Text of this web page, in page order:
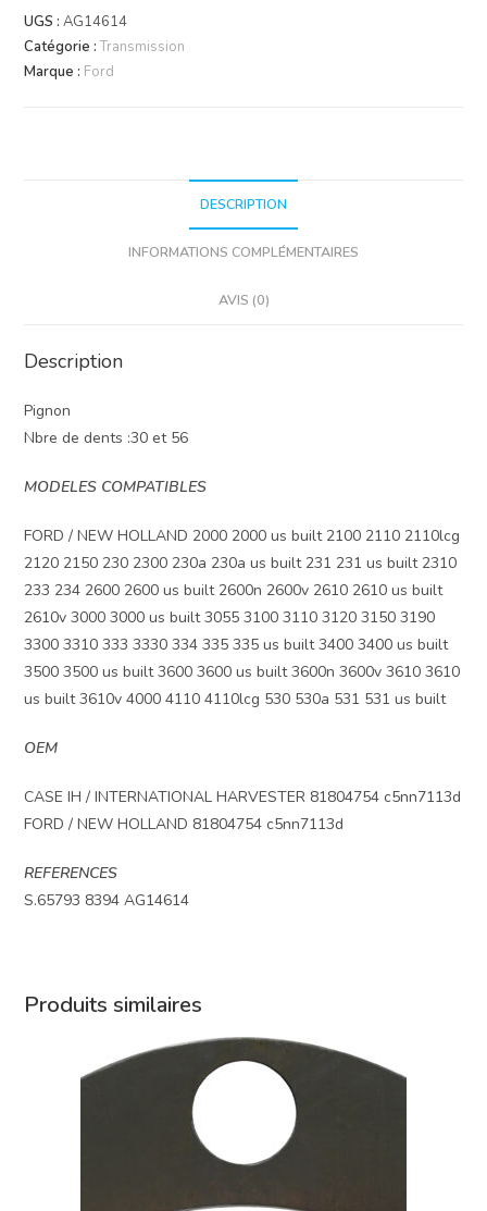
double
30/56
dents.
UGS :AG14614
Catégorie :Transmission
Marque : Ford
DESCRIPTION
INFORMATIONS COMPLÉMENTAIRES
AVIS (0)
Description
Pignon
Nbre de dents :30 et 56
MODELES COMPATIBLES
FORD / NEW HOLLAND 2000 2000 us built 2100 2110 2110lcg
2120 2150 230 2300 230a 230a us built 231 231 us built 2310
233 234 2600 2600 us built 2600n 2600v 2610 2610 us built
2610v 3000 3000 us built 3055 3100 3110 3120 3150 3190
3300 3310 333 3330 334 335 335 us built 3400 3400 us built
3500 3500 us built 3600 3600 us built 3600n 3600v 3610 3610
us built 3610v 4000 4110 4110lcg 530 530a 531 531 us built
OEM
CASE IH / INTERNATIONAL HARVESTER 81804754 c5nn7113d
FORD / NEW HOLLAND 81804754 c5nn7113d
REFERENCES
S.65793 8394 AG14614
Produits similaires